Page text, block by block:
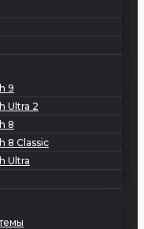
9
Ultra 2
8
8 Classic
Ultra